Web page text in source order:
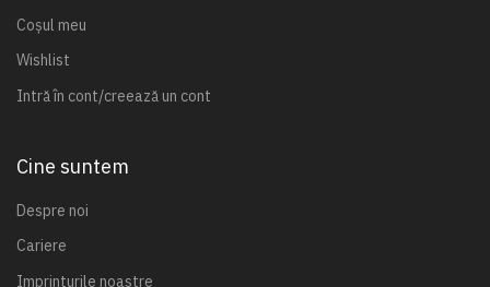
Coșul meu
Wishlist
Intră în cont/creează un cont
Cine suntem
Despre noi
Cariere
Imprinturile noastre